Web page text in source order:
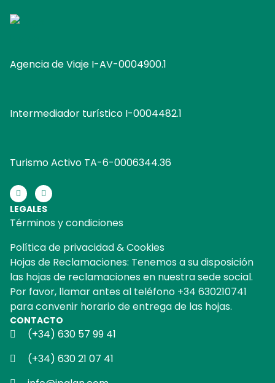
Agencia de Viaje I-AV-0004900.1
Intermediador turístico I-0004482.1
Turismo Activo TA-6-0006344.36
LEGALES
Términos y condiciones
Política de privacidad & Cookies
Hojas de Reclamaciones: Tenemos a su disposición
las hojas de reclamaciones en nuestra sede social.
Por favor, llamar antes al teléfono +34 630210741
para convenir horario de entrega de las hojas.
CONTACTO
(+34) 630 57 99 41
(+34) 630 21 07 41